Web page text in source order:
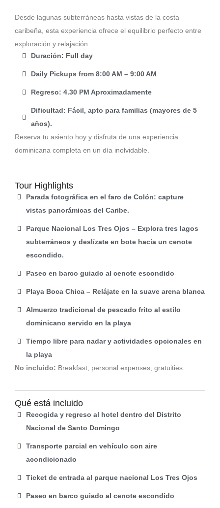
Desde lagunas subterráneas hasta vistas de la costa
caribeña, esta experiencia ofrece el equilibrio perfecto entre
exploración y relajación.
Duración: Full day
Daily Pickups from 8:00 AM – 9:00 AM
Regreso: 4.30 PM Aproximadamente
Dificultad: Fácil, apto para familias (mayores de 5
años).
Reserva tu asiento hoy y disfruta de una experiencia
dominicana completa en un día inolvidable.
Tour Highlights
Parada fotográfica en el faro de Colón: capture
vistas panorámicas del Caribe.
Parque Nacional Los Tres Ojos – Explora tres lagos
subterráneos y deslízate en bote hacia un cenote
escondido.
Paseo en barco guiado al cenote escondido
Playa Boca Chica – Relájate en la suave arena blanca
Almuerzo tradicional de pescado frito al estilo
dominicano servido en la playa
Tiempo libre para nadar y actividades opcionales en
la playa
No incluido: Breakfast, personal expenses, gratuities.
Qué está incluido
Recogida y regreso al hotel dentro del Distrito
Nacional de Santo Domingo
Transporte parcial en vehículo con aire
acondicionado
Ticket de entrada al parque nacional Los Tres Ojos
Paseo en barco guiado al cenote escondido